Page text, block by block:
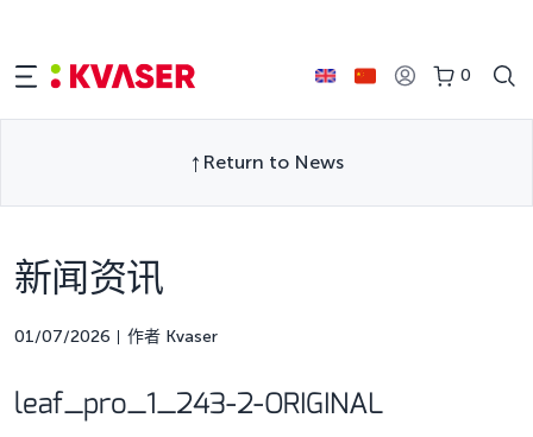
0
Return to News
新闻资讯
01/07/2026 作者 Kvaser
leaf_pro_1_243-2-ORIGINAL